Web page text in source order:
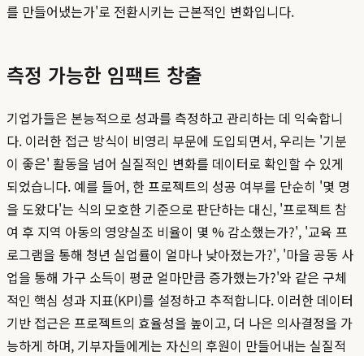
를 만들어냈는가'로 전환시키는 근본적인 변화입니다.
측정 가능한 임팩트 창출
기업가들은 본능적으로 성과를 측정하고 관리하는 데 익숙합니
다. 이러한 접근 방식이 비영리 부문에 도입되면서, 우리는 '기분
이 좋은' 활동을 넘어 실질적인 변화를 데이터로 확인할 수 있게
되었습니다. 예를 들어, 한 프로젝트의 성공 여부를 단순히 '몇 명
을 도왔다'는 식의 모호한 기준으로 판단하는 대신, '프로젝트 참
여 후 지역 아동의 영양실조 비율이 몇 % 감소했는가?', '교육 프
로그램을 통해 청년 실업률이 얼마나 낮아졌는가?', '마을 공동 사
업을 통해 가구 소득이 평균 얼마만큼 증가했는가?'와 같은 구체
적인 핵심 성과 지표(KPI)를 설정하고 추적합니다. 이러한 데이터
기반 접근은 프로젝트의 효율성을 높이고, 더 나은 의사결정을 가
능하게 하며, 기부자들에게는 자신의 후원이 만들어내는 실질적